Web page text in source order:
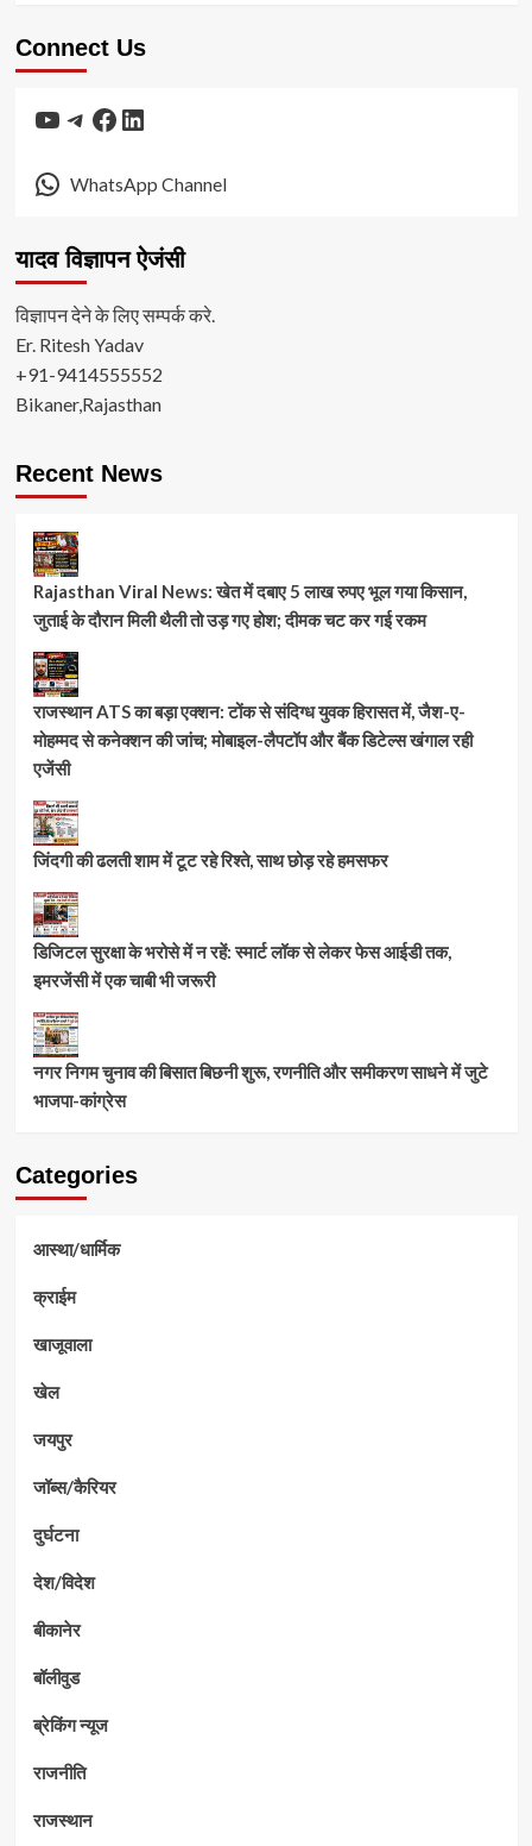
Connect Us
YouTube
Telegram
Facebook
LinkedIn
WhatsApp Channel
यादव विज्ञापन ऐजंसी
विज्ञापन देने के लिए सम्पर्क करे.
Er. Ritesh Yadav
+91-9414555552
Bikaner,Rajasthan
Recent News
Rajasthan Viral News: खेत में दबाए 5 लाख रुपए भूल गया किसान,
जुताई के दौरान मिली थैली तो उड़ गए होश; दीमक चट कर गई रकम
राजस्थान ATS का बड़ा एक्शन: टोंक से संदिग्ध युवक हिरासत में, जैश-ए-
मोहम्मद से कनेक्शन की जांच; मोबाइल-लैपटॉप और बैंक डिटेल्स खंगाल रही
एजेंसी
जिंदगी की ढलती शाम में टूट रहे रिश्ते, साथ छोड़ रहे हमसफर
डिजिटल सुरक्षा के भरोसे में न रहें: स्मार्ट लॉक से लेकर फेस आईडी तक,
इमरजेंसी में एक चाबी भी जरूरी
नगर निगम चुनाव की बिसात बिछनी शुरू, रणनीति और समीकरण साधने में जुटे
भाजपा-कांग्रेस
Categories
आस्था/धार्मिक
क्राईम
खाजूवाला
खेल
जयपुर
जॉब्स/कैरियर
दुर्घटना
देश/विदेश
बीकानेर
बॉलीवुड
ब्रेकिंग न्यूज
राजनीति
राजस्थान